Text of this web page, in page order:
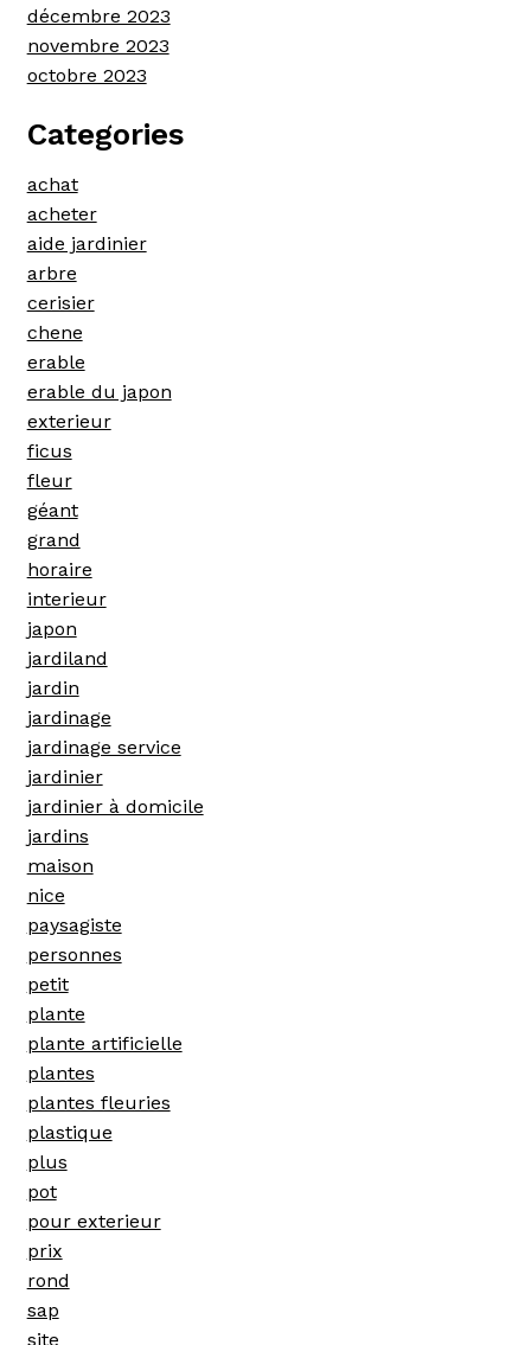
décembre 2023
novembre 2023
octobre 2023
Categories
achat
acheter
aide jardinier
arbre
cerisier
chene
erable
erable du japon
exterieur
ficus
fleur
géant
grand
horaire
interieur
japon
jardiland
jardin
jardinage
jardinage service
jardinier
jardinier à domicile
jardins
maison
nice
paysagiste
personnes
petit
plante
plante artificielle
plantes
plantes fleuries
plastique
plus
pot
pour exterieur
prix
rond
sap
site